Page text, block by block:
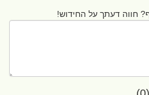
דעתך על החידוש!